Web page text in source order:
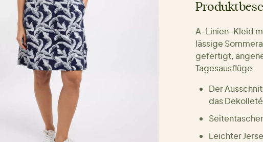
A-Linien-Kleid
lässige
gefertigt,
Tagesausflüge.
Der
das Dekolleté
Leichter